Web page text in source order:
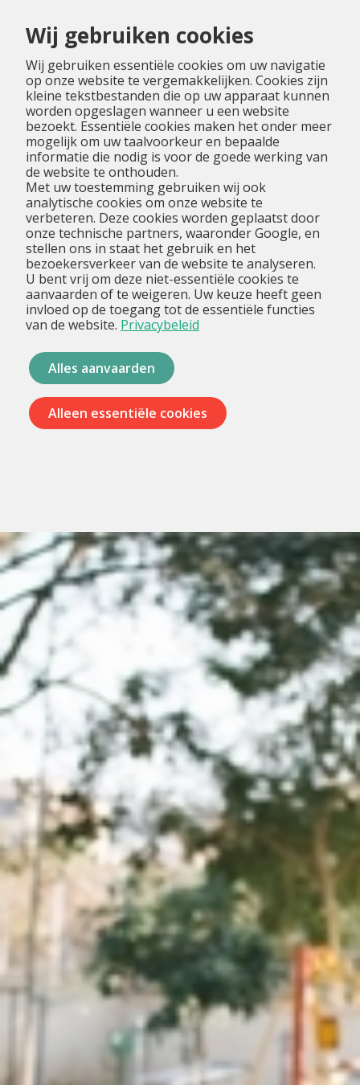
Wij gebruiken cookies
Wij gebruiken essentiële cookies om uw navigatie
op onze website te vergemakkelijken. Cookies zijn
kleine tekstbestanden die op uw apparaat kunnen
worden opgeslagen wanneer u een website
bezoekt. Essentiële cookies maken het onder meer
mogelijk om uw taalvoorkeur en bepaalde
informatie die nodig is voor de goede werking van
de website te onthouden.
Met uw toestemming gebruiken wij ook
analytische cookies om onze website te
verbeteren. Deze cookies worden geplaatst door
onze technische partners, waaronder Google, en
stellen ons in staat het gebruik en het
bezoekersverkeer van de website te analyseren.
U bent vrij om deze niet-essentiële cookies te
aanvaarden of te weigeren. Uw keuze heeft geen
invloed op de toegang tot de essentiële functies
van de website. Privacybeleid
Alles aanvaarden
Alleen essentiële cookies